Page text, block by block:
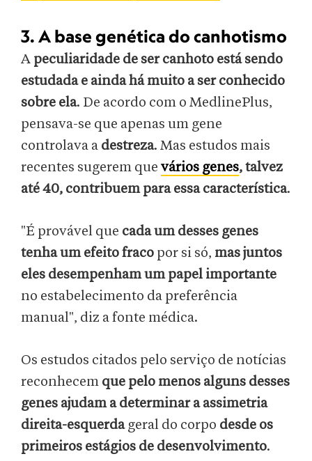
3. A base genética do canhotismo
A peculiaridade de ser canhoto está sendo
estudada e ainda há muito a ser conhecido
sobre ela. De acordo com o MedlinePlus,
pensava-se que apenas um gene
controlava a destreza. Mas estudos mais
recentes sugerem que vários genes, talvez
até 40, contribuem para essa característica.
"É provável que cada um desses genes
tenha um efeito fraco por si só, mas juntos
eles desempenham um papel importante
no estabelecimento da preferência
manual", diz a fonte médica.
Os estudos citados pelo serviço de notícias
reconhecem que pelo menos alguns desses
genes ajudam a determinar a assimetria
direita-esquerdageral do corpo desde os
primeiros estágios de desenvolvimento.